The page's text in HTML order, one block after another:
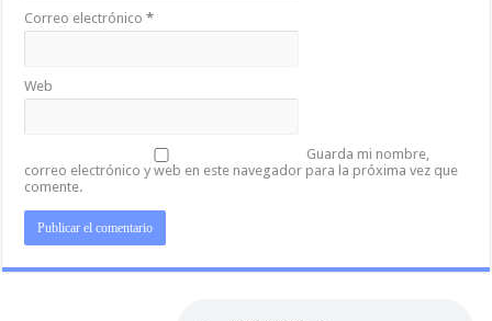
Correo electrónico*
Web
Guarda mi nombre,
correo electrónico y web en este navegador para la próxima vez que
comente.